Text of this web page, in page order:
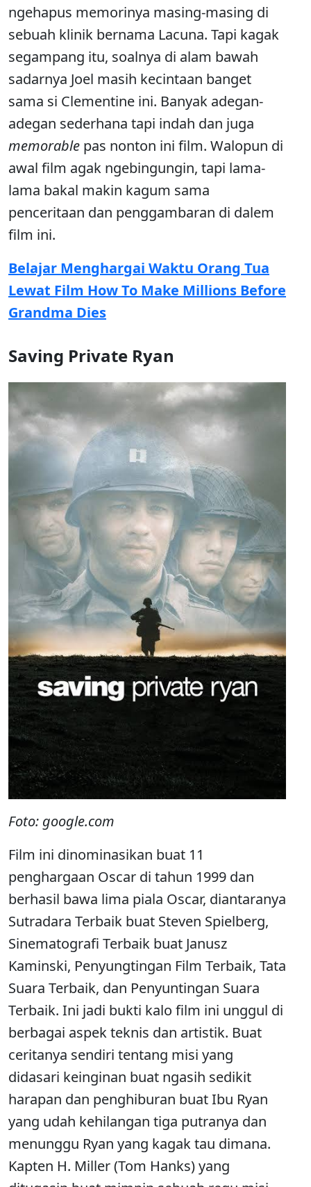
ngehapus memorinya masing-masing di
sebuah klinik bernama Lacuna. Tapi kagak
segampang itu, soalnya di alam bawah
sadarnya Joel masih kecintaan banget
sama si Clementine ini. Banyak adegan-
adegan sederhana tapi indah dan juga
memorable pas nonton ini film. Walopun di
awal film agak ngebingungin, tapi lama-
lama bakal makin kagum sama
penceritaan dan penggambaran di dalem
film ini.
Belajar Menghargai Waktu Orang Tua
Lewat Film How To Make Millions Before
Grandma Dies
Saving Private Ryan
Foto: google.com
Film ini dinominasikan buat 11
penghargaan Oscar di tahun 1999 dan
berhasil bawa lima piala Oscar, diantaranya
Sutradara Terbaik buat Steven Spielberg,
Sinematografi Terbaik buat Janusz
Kaminski, Penyungtingan Film Terbaik, Tata
Suara Terbaik, dan Penyuntingan Suara
Terbaik. Ini jadi bukti kalo film ini unggul di
berbagai aspek teknis dan artistik. Buat
ceritanya sendiri tentang misi yang
didasari keinginan buat ngasih sedikit
harapan dan penghiburan buat Ibu Ryan
yang udah kehilangan tiga putranya dan
menunggu Ryan yang kagak tau dimana.
Kapten H. Miller (Tom Hanks) yang